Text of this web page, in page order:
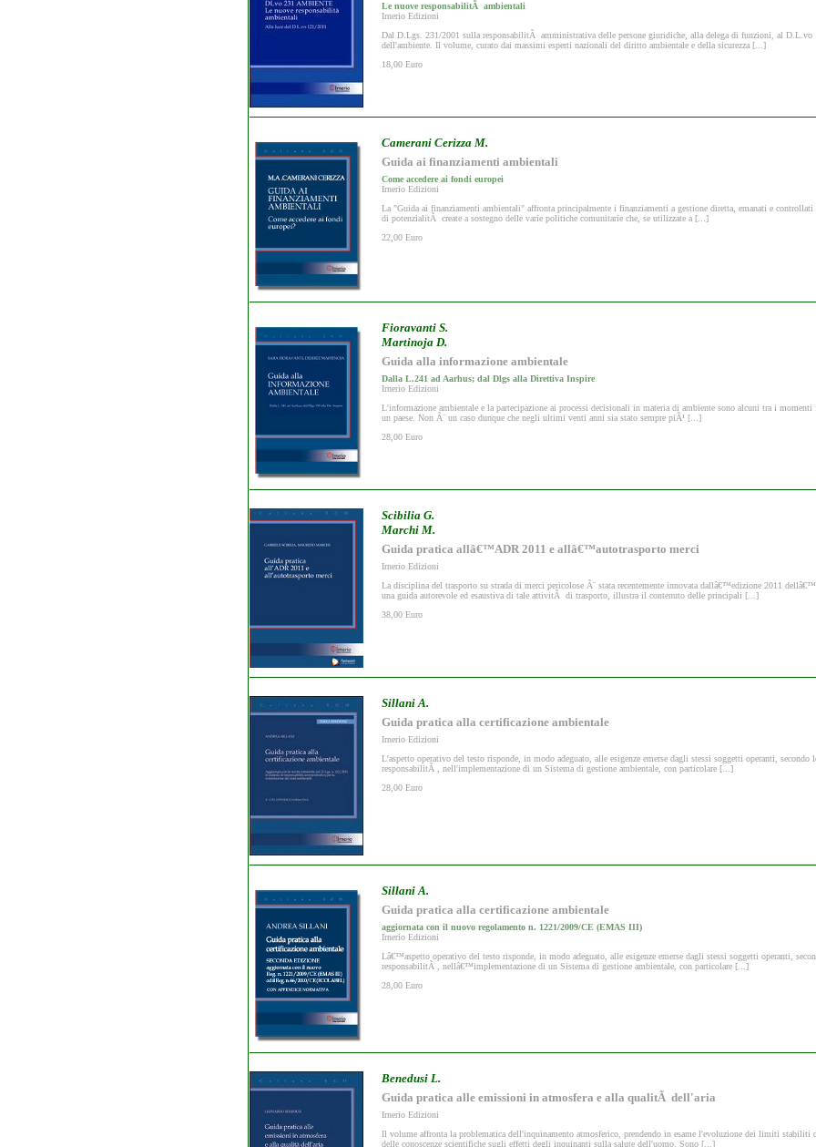
Le nuove responsabilitÃ ambientali
Irnerio Edizioni
Dal D.Lgs. 231/2001 sulla responsabilitÃ amministrativa delle persone giuridiche, alla delega di funzioni, al D.L.vo
dell'ambiente. Il volume, curato dai massimi esperti nazionali del diritto ambientale e della sicurezza [...]
18,00 Euro
Camerani Cerizza M.
Guida ai finanziamenti ambientali
Come accedere ai fondi europei
Irnerio Edizioni
La "Guida ai finanziamenti ambientali" affronta principalmente i finanziamenti a gestione diretta, emanati e
di potenzialitÃ create a sostegno delle varie politiche comunitarie che, se utilizzate a [...]
22,00 Euro
Fioravanti S.
Martinoja D.
Guida alla informazione ambientale
Dalla L.241 ad Aarhus; dal Dlgs alla Direttiva Inspire
Irnerio Edizioni
L'informazione ambientale e la partecipazione ai processi decisionali in materia di ambiente sono alcuni tra i
un paese. Non Ã¨ un caso dunque che negli ultimi venti anni sia stato sempre piÃ¹ [...]
28,00 Euro
Scibilia G.
Marchi M.
Guida pratica allâ€™ADR 2011 e allâ€™autotrasporto merci
Irnerio Edizioni
La disciplina del trasporto su strada di merci pericolose Ã¨ stata recentemente innovata dallâ€™edizione 2011
una guida autorevole ed esaustiva di tale attivitÃ di trasporto, illustra il contenuto delle principali [...]
38,00 Euro
Sillani A.
Guida pratica alla certificazione ambientale
Irnerio Edizioni
L'aspetto operativo del testo risponde, in modo adeguato, alle esigenze emerse dagli stessi soggetti operanti, secondo
responsabilitÃ , nell'implementazione di un Sistema di gestione ambientale, con particolare [...]
28,00 Euro
Sillani A.
Guida pratica alla certificazione ambientale
aggiornata con il nuovo regolamento n. 1221/2009/CE (EMAS III)
Irnerio Edizioni
Lâ€™aspetto operativo del testo risponde, in modo adeguato, alle esigenze emerse dagli stessi soggetti operanti,
responsabilitÃ , nellâ€™implementazione di un Sistema di gestione ambientale, con particolare [...]
28,00 Euro
Benedusi L.
Guida pratica alle emissioni in atmosfera e alla qualitÃ dell'aria
Irnerio Edizioni
Il volume affronta la problematica dell'inquinamento atmosferico, prendendo in esame l'evoluzione dei limiti stabiliti
delle conoscenze scientifiche sugli effetti degli inquinanti sulla salute dell'uomo. Sono [...]